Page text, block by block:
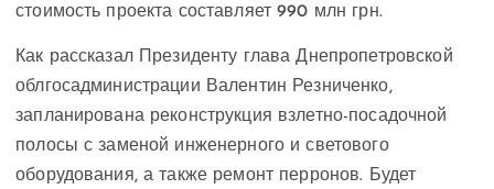
стоимость проекта составляет 990 млн грн.
Как рассказал Президенту глава Днепропетровской
облгосадминистрации Валентин Резниченко,
запланирована реконструкция взлетно-посадочной
полосы с заменой инженерного и светового
оборудования, а также ремонт перронов. Будет